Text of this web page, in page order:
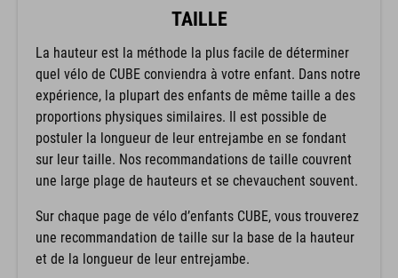
TAILLE
La hauteur est la méthode la plus facile de déterminer
quel vélo de CUBE conviendra à votre enfant. Dans notre
expérience, la plupart des enfants de même taille a des
proportions physiques similaires. Il est possible de
postuler la longueur de leur entrejambe en se fondant
sur leur taille. Nos recommandations de taille couvrent
une large plage de hauteurs et se chevauchent souvent.
Sur chaque page de vélo d’enfants CUBE, vous trouverez
une recommandation de taille sur la base de la hauteur
et de la longueur de leur entrejambe.